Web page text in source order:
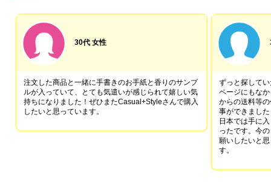
30代 女性
注文した商品と一緒に手書きのお手紙と香りのサンプ
ルが入っていて、とても気遣いが感じられて嬉しい気
持ちになりました！ぜひまたCasual+Styleさんで購入
したいと思っています。
ずっと探して
ページにもな
からの送料等
事ができました
日本では手に
ったです。今
願いしたいと
す。